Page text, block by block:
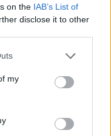
on the IAB’s List of
disclose it to other
one or more Google
You may click to
third-party tags to
in below Google
my
στην πατρίδα
– Μητσοτάκη